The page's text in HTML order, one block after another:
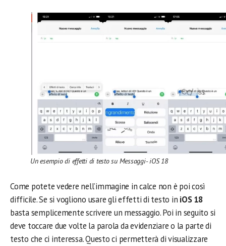
Un esempio di effetti di testo su Messaggi- iOS 18
Come potete vedere nell’immagine in calce non è poi così
difficile. Se si vogliono usare gli effetti di testo in iOS 18
basta semplicemente scrivere un messaggio. Poi in seguito si
deve toccare due volte la parola da evidenziare o la parte di
testo che ci interessa. Questo ci permetterà di visualizzare